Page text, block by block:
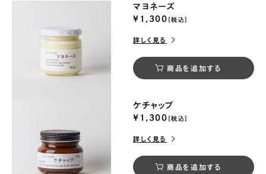
マヨネーズ
¥1,300 [税込]
詳しく見る
商品を追加する
ケチャップ
¥1,300 [税込]
詳しく見る
商品を追加する